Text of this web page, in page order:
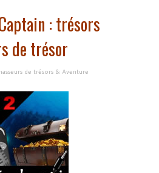
: trésors
de trésor
de trésors & Aventure